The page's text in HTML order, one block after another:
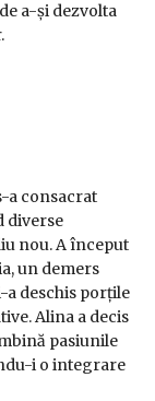
a-și dezvolta
a consacrat
diverse
nou. A început
un demers
a deschis porțile
Alina a decis
pasiunile
i o integrare